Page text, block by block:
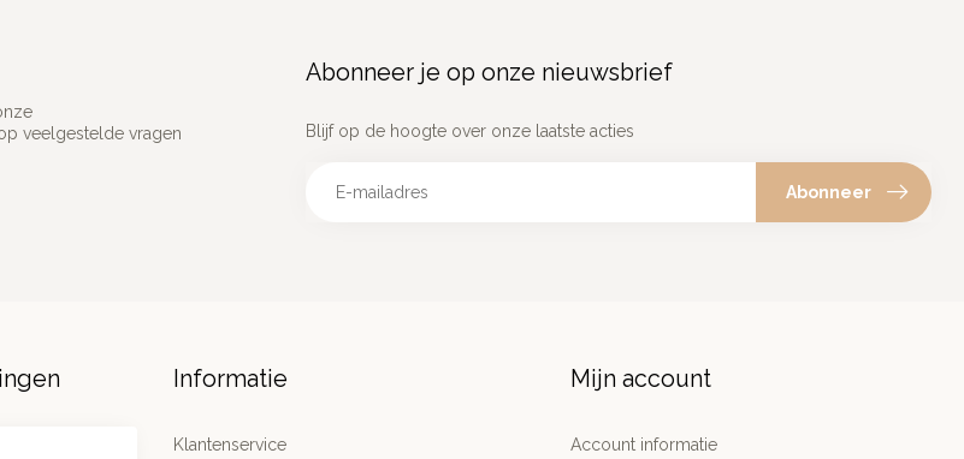
veelgestelde vragen
Abonneer je op onze nieuwsbrief
Blijf op de hoogte over onze laatste acties
Abonneer
Informatie
Klantenservice
Mijn account
Account informatie